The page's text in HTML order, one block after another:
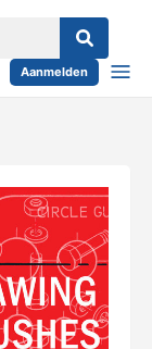
Aanmelden